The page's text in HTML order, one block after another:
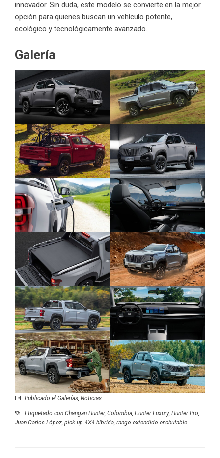
innovador. Sin duda, este modelo se convierte en la mejor
opción para quienes buscan un vehículo potente,
ecológico y tecnológicamente avanzado.
Galería
Publicado el Galerías, Noticias
Etiquetado con Changan Hunter, Colombia, Hunter Luxury, Hunter Pro,
Juan Carlos López, pick-up 4X4 híbrida, rango extendido enchufable